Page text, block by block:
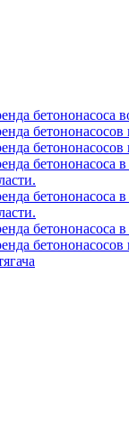
бетононасоса
бетононасосов
бетононасосов
бетононасоса
бетононасоса
бетононасоса